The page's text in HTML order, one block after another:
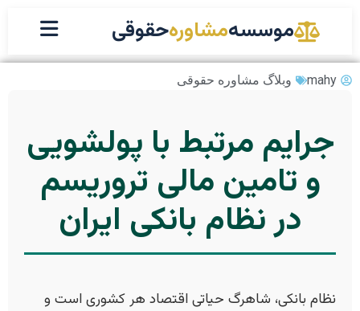
موسسهمشاورهحقوقی
mahy وبلاگ مشاوره حقوقی
جرایم مرتبط با پولشویی
و تامین مالی تروریسم
در نظام بانکی ایران
نظام بانکی، شاهرگ حیاتی اقتصاد هر کشوری است و